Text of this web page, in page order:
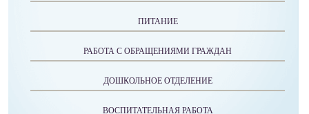
ПИТАНИЕ
РАБОТА С ОБРАЩЕНИЯМИ ГРАЖДАН
ДОШКОЛЬНОЕ ОТДЕЛЕНИЕ
ВОСПИТАТЕЛЬНАЯ РАБОТА